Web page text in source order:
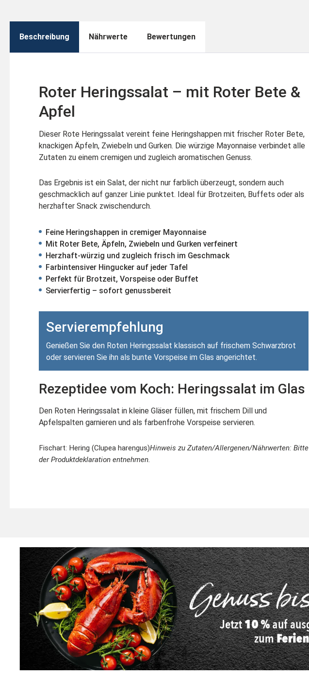
Beschreibung Nährwerte Bewertungen
Roter Heringssalat – mit Roter Bete &
Apfel
Dieser Rote Heringssalat vereint feine Heringshappen mit frischer Roter Bete,
knackigen Äpfeln, Zwiebeln und Gurken. Die würzige Mayonnaise verbindet alle
Zutaten zu einem cremigen und zugleich aromatischen Genuss.
Das Ergebnis ist ein Salat, der nicht nur farblich überzeugt, sondern auch
geschmacklich auf ganzer Linie punktet. Ideal für Brotzeiten, Buffets oder als
herzhafter Snack zwischendurch.
Feine Heringshappen in cremiger Mayonnaise
Mit Roter Bete, Äpfeln, Zwiebeln und Gurken verfeinert
Herzhaft-würzig und zugleich frisch im Geschmack
Farbintensiver Hingucker auf jeder Tafel
Perfekt für Brotzeit, Vorspeise oder Buffet
Servierfertig – sofort genussbereit
Servierempfehlung
Genießen Sie den Roten Heringssalat klassisch auf frischem Schwarzbrot
oder servieren Sie ihn als bunte Vorspeise im Glas angerichtet.
Rezeptidee vom Koch: Heringssalat im Glas
Den Roten Heringssalat in kleine Gläser füllen, mit frischem Dill und
Apfelspalten garnieren und als farbenfrohe Vorspeise servieren.
Fischart: Hering (Clupea harengus)Hinweis zu Zutaten/Allergenen/Nährwerten: Bitte
der Produktdeklaration entnehmen.